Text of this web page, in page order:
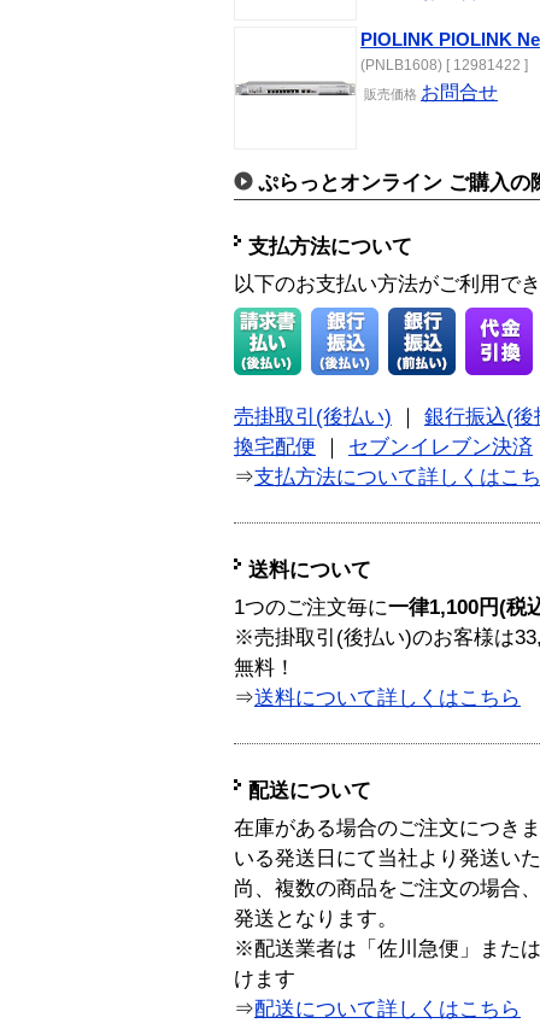
PIOLINK PIOLINK
(PNLB1608) [ 12981422 ]
販売価格 お問合せ
ぷらっとオンライン ご購入の
支払方法について
以下のお支払い方法がご利用で
売掛取引(後払い)
銀行振込(後
換宅配便
セブンイレブン決済
⇒支払方法について詳しくはこ
送料について
1つのご注文毎に一律1,100円(税
※売掛取引(後払い)のお客様は
無料！
⇒送料について詳しくはこちら
配送について
在庫がある場合のご注文につき
いる発送日にて当社より発送い
尚、複数の商品をご注文の場合
発送となります。
※配送業者は「佐川急便」また
けます
⇒配送について詳しくはこちら